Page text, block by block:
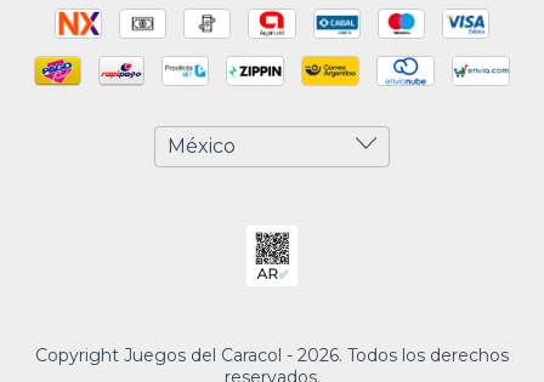
Copyright Juegos del Caracol - 2026. Todos los derechos